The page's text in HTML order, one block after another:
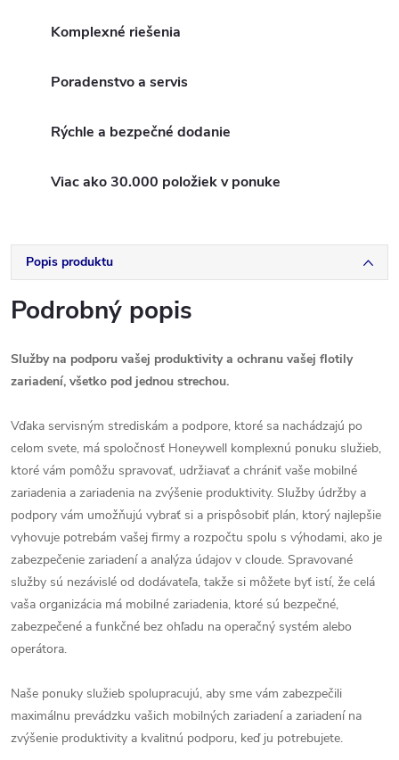
Komplexné riešenia
Poradenstvo a servis
Rýchle a bezpečné dodanie
Viac ako 30.000 položiek v ponuke
Popis produktu
Podrobný popis
Služby na podporu vašej produktivity a ochranu vašej flotily
zariadení, všetko pod jednou strechou.
Vďaka servisným strediskám a podpore, ktoré sa nachádzajú po
celom svete, má spoločnosť Honeywell komplexnú ponuku služieb,
ktoré vám pomôžu spravovať, udržiavať a chrániť vaše mobilné
zariadenia a zariadenia na zvýšenie produktivity. Služby údržby a
podpory vám umožňujú vybrať si a prispôsobiť plán, ktorý najlepšie
vyhovuje potrebám vašej firmy a rozpočtu spolu s výhodami, ako je
zabezpečenie zariadení a analýza údajov v cloude. Spravované
služby sú nezávislé od dodávateľa, takže si môžete byť istí, že celá
vaša organizácia má mobilné zariadenia, ktoré sú bezpečné,
zabezpečené a funkčné bez ohľadu na operačný systém alebo
operátora.
Naše ponuky služieb spolupracujú, aby sme vám zabezpečili
maximálnu prevádzku vašich mobilných zariadení a zariadení na
zvýšenie produktivity a kvalitnú podporu, keď ju potrebujete.